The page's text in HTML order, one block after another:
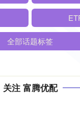
全部话题标签
关注 富腾优配